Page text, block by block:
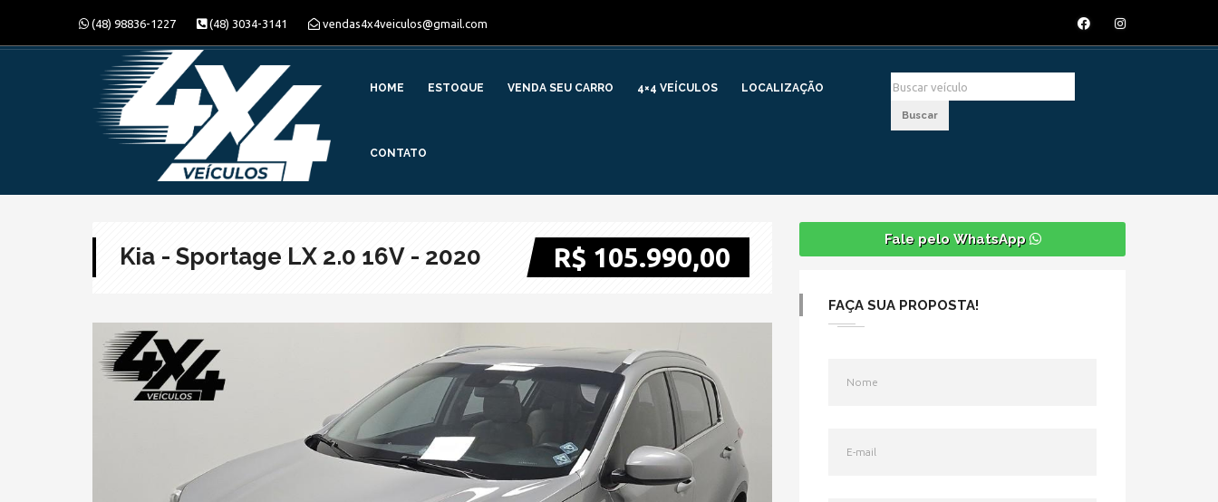
(48) 98836-1227 (48) 3034-3141 vendas4x4veiculos@gmail.com
HOME ESTOQUE VENDA SEU CARRO 4×4 VEÍCULOS LOCALIZAÇÃO
CONTATO
Buscar
Kia - Sportage LX 2.0 16V - 2020 R$ 105.990,00
Fale pelo WhatsApp
FAÇA SUA PROPOSTA!